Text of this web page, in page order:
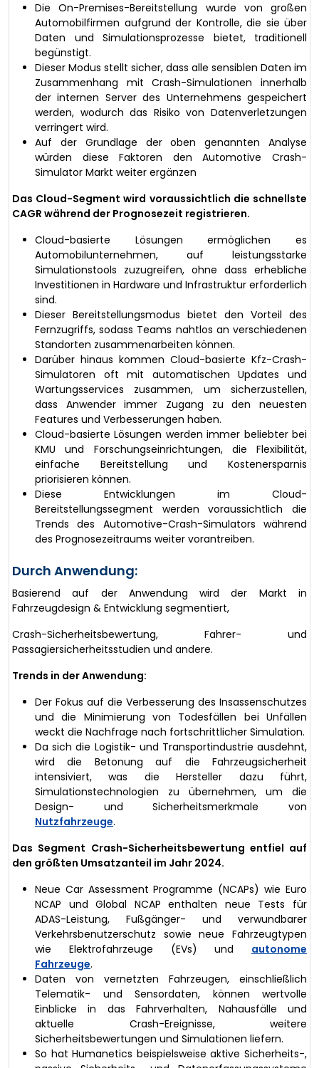
Die On-Premises-Bereitstellung wurde von großen
Automobilfirmen aufgrund der Kontrolle, die sie über
Daten und Simulationsprozesse bietet, traditionell
begünstigt.
Dieser Modus stellt sicher, dass alle sensiblen Daten im
Zusammenhang mit Crash-Simulationen innerhalb
der internen Server des Unternehmens gespeichert
werden, wodurch das Risiko von Datenverletzungen
verringert wird.
Auf der Grundlage der oben genannten Analyse
würden diese Faktoren den Automotive Crash-
Simulator Markt weiter ergänzen
Das Cloud-Segment wird voraussichtlich die schnellste
CAGR während der Prognosezeit registrieren.
Cloud-basierte Lösungen ermöglichen es
Automobilunternehmen, auf leistungsstarke
Simulationstools zuzugreifen, ohne dass erhebliche
Investitionen in Hardware und Infrastruktur erforderlich
sind.
Dieser Bereitstellungsmodus bietet den Vorteil des
Fernzugriffs, sodass Teams nahtlos an verschiedenen
Standorten zusammenarbeiten können.
Darüber hinaus kommen Cloud-basierte Kfz-Crash-
Simulatoren oft mit automatischen Updates und
Wartungsservices zusammen, um sicherzustellen,
dass Anwender immer Zugang zu den neuesten
Features und Verbesserungen haben.
Cloud-basierte Lösungen werden immer beliebter bei
KMU und Forschungseinrichtungen, die Flexibilität,
einfache Bereitstellung und Kostenersparnis
priorisieren können.
Diese Entwicklungen im Cloud-
Bereitstellungssegment werden voraussichtlich die
Trends des Automotive-Crash-Simulators während
des Prognosezeitraums weiter vorantreiben.
Durch Anwendung:
Basierend auf der Anwendung wird der Markt in
Fahrzeugdesign & Entwicklung segmentiert,
Crash-Sicherheitsbewertung, Fahrer- und
Passagiersicherheitsstudien und andere.
Trends in der Anwendung:
Der Fokus auf die Verbesserung des Insassenschutzes
und die Minimierung von Todesfällen bei Unfällen
weckt die Nachfrage nach fortschrittlicher Simulation.
Da sich die Logistik- und Transportindustrie ausdehnt,
wird die Betonung auf die Fahrzeugsicherheit
intensiviert, was die Hersteller dazu führt,
Simulationstechnologien zu übernehmen, um die
Design- und Sicherheitsmerkmale von
Nutzfahrzeuge.
Das Segment Crash-Sicherheitsbewertung entfiel auf
den größten Umsatzanteil im Jahr 2024.
Neue Car Assessment Programme (NCAPs) wie Euro
NCAP und Global NCAP enthalten neue Tests für
ADAS-Leistung, Fußgänger- und verwundbarer
Verkehrsbenutzerschutz sowie neue Fahrzeugtypen
wie Elektrofahrzeuge (EVs) und autonome
Fahrzeuge.
Daten von vernetzten Fahrzeugen, einschließlich
Telematik- und Sensordaten, können wertvolle
Einblicke in das Fahrverhalten, Nahausfälle und
aktuelle Crash-Ereignisse, weitere
Sicherheitsbewertungen und Simulationen liefern.
So hat Humanetics beispielsweise aktive Sicherheits-,